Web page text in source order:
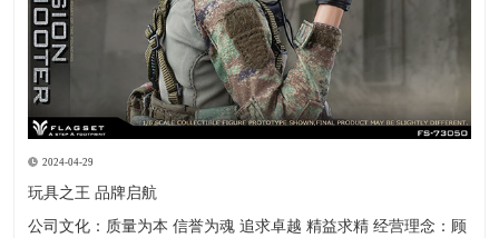
2024-04-29
玩具之王 品牌启航
公司文化：质量为本 信誉为魂 追求卓越 精益求精 经营理念：顾